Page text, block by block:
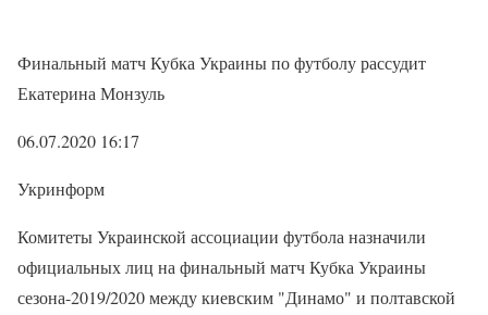
Финальный матч Кубка Украины по футболу рассудит
Екатерина Монзуль
06.07.2020 16:17
Укринформ
Комитеты Украинской ассоциации футбола назначили
официальных лиц на финальный матч Кубка Украины
сезона-2019/2020 между киевским "Динамо" и полтавской